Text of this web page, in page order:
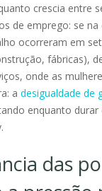
crescia entre
de emprego: se na
ocorreram em
fábricas),
onde as
a desigualdade de
enquanto durar
das